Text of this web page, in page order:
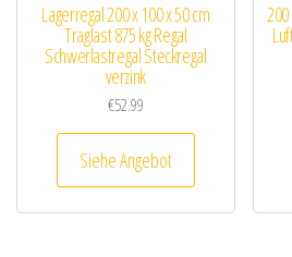
Lagerregal 200 x 100 x 50 cm
Traglast 875 kg Regal
Schwerlastregal Steckregal
verzink
€52.99
Siehe Angebot